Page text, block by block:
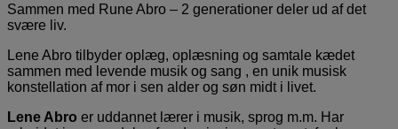
Sammen med Rune Abro – 2 generationer deler ud af det
svære liv.
Lene Abro tilbyder oplæg, oplæsning og samtale kædet
sammen med levende musik og sang , en unik musisk
konstellation af mor i sen alder og søn midt i livet.
Lene Abro er uddannet lærer i musik, sprog m.m. Har